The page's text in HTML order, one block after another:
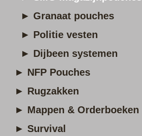
► Granaat pouches
► Politie vesten
► Dijbeen systemen
► NFP Pouches
► Rugzakken
► Mappen & Orderboeken
► Survival